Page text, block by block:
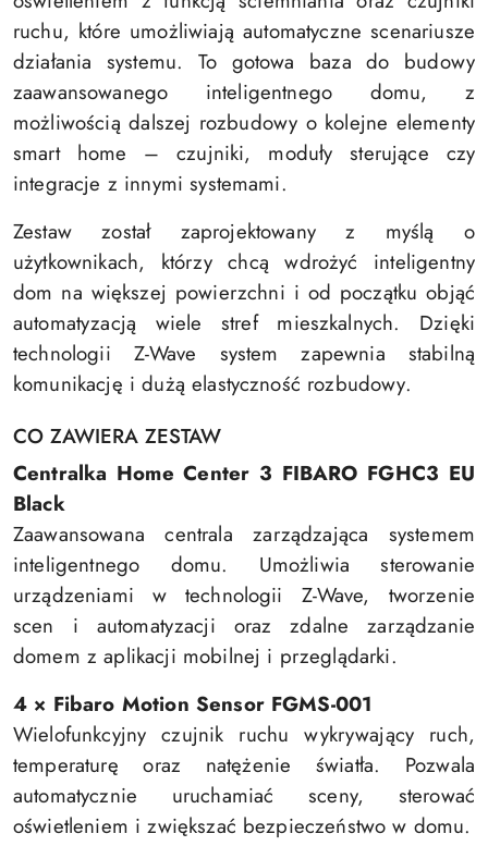
ruchu, które umożliwiają automatyczne scenariusze
działania systemu. To gotowa baza do budowy
zaawansowanego inteligentnego domu, z
możliwością dalszej rozbudowy o kolejne elementy
smart home – czujniki, moduły sterujące czy
integracje z innymi systemami.
Zestaw został zaprojektowany z myślą o
użytkownikach, którzy chcą wdrożyć inteligentny
dom na większej powierzchni i od początku objąć
automatyzacją wiele stref mieszkalnych. Dzięki
technologii Z-Wave system zapewnia stabilną
komunikację i dużą elastyczność rozbudowy.
CO ZAWIERA ZESTAW
Centralka Home Center 3 FIBARO FGHC3 EU
Black
Zaawansowana centrala zarządzająca systemem
inteligentnego domu. Umożliwia sterowanie
urządzeniami w technologii Z-Wave, tworzenie
scen i automatyzacji oraz zdalne zarządzanie
domem z aplikacji mobilnej i przeglądarki.
4 × Fibaro Motion Sensor FGMS-001
Wielofunkcyjny czujnik ruchu wykrywający ruch,
temperaturę oraz natężenie światła. Pozwala
automatycznie uruchamiać sceny, sterować
oświetleniem i zwiększać bezpieczeństwo w domu.